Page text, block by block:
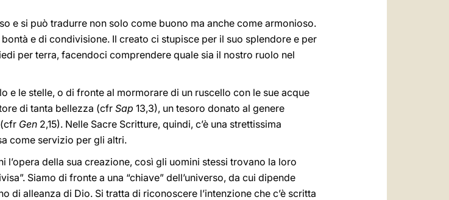
e si può tradurre non solo come buono ma anche come armonioso.
e di condivisione. Il creato ci stupisce per il suo splendore e per
per terra, facendoci comprendere quale sia il nostro ruolo nel
e le stelle, o di fronte al mormorare di un ruscello con le sue acque
di tanta bellezza (cfr Sap 13,3), un tesoro donato al genere
(cfr Gen 2,15). Nelle Sacre Scritture, quindi, c’è una strettissima
come servizio per gli altri.
l’opera della sua creazione, così gli uomini stessi trovano la loro
Siamo di fronte a una “chiave” dell’universo, da cui dipende
di alleanza di Dio. Si tratta di riconoscere l’intenzione che c’è scritta